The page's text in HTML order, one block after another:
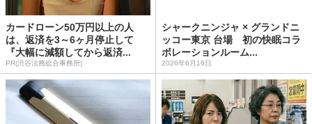
カードローン50万円以上の人
は、返済を3～6ヶ月停止して
『大幅に減額してから返済...
PR(渋谷法務総合事務所)
シャークニンジャ × グランドニ
ッコー東京 台場 初の快眠コラ
ボレーションルーム...
2026年6月16日